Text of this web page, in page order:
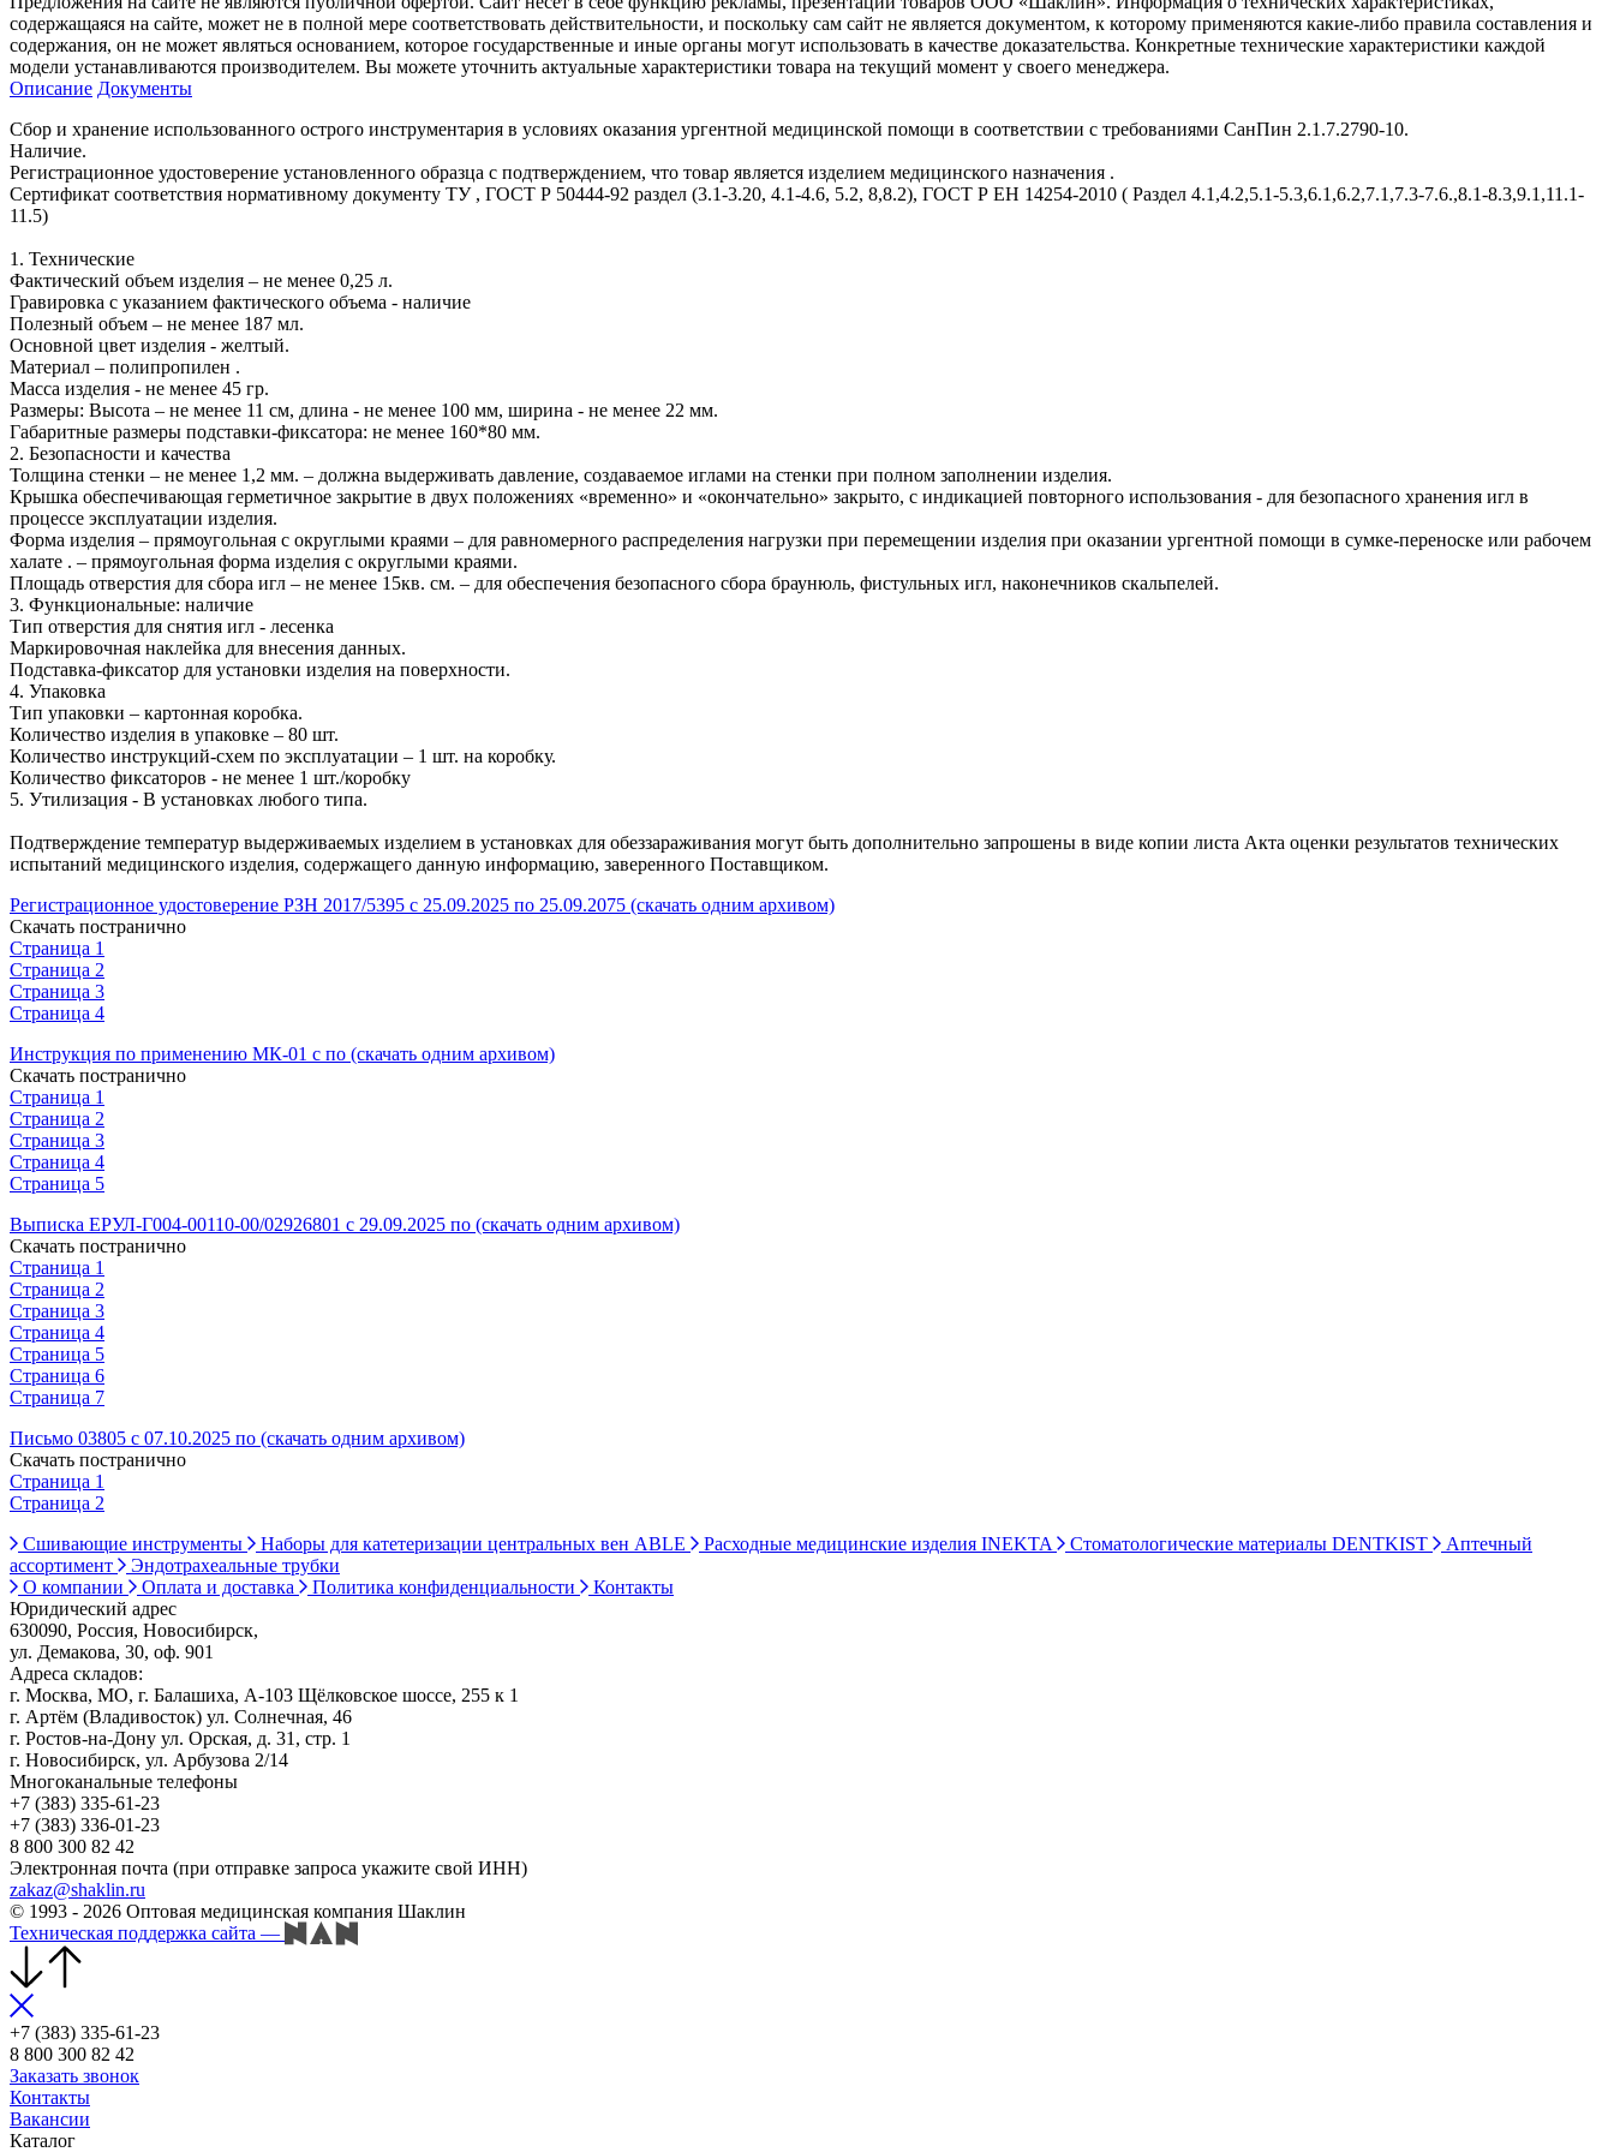
содержащаяся на сайте, может не в полной мере соответствовать действительности, и поскольку сам сайт не является документом, к которому применяются какие-либо правила составления и
содержания, он не может являться основанием, которое государственные и иные органы могут использовать в качестве доказательства. Конкретные технические характеристики каждой
модели устанавливаются производителем. Вы можете уточнить актуальные характеристики товара на текущий момент у своего менеджера.
Описание Документы
Сбор и хранение использованного острого инструментария в условиях оказания ургентной медицинской помощи в соответствии с требованиями СанПин 2.1.7.2790-10.
Наличие.
Регистрационное удостоверение установленного образца с подтверждением, что товар является изделием медицинского назначения .
Сертификат соответствия нормативному документу ТУ , ГОСТ Р 50444-92 раздел (3.1-3.20, 4.1-4.6, 5.2, 8,8.2), ГОСТ Р ЕН 14254-2010 ( Раздел 4.1,4.2,5.1-5.3,6.1,6.2,7.1,7.3-7.6.,8.1-8.3,9.1,11.1-
11.5)
1. Технические
Фактический объем изделия – не менее 0,25 л.
Гравировка с указанием фактического объема - наличие
Полезный объем – не менее 187 мл.
Основной цвет изделия - желтый.
Материал – полипропилен .
Масса изделия - не менее 45 гр.
Размеры: Высота – не менее 11 см, длина - не менее 100 мм, ширина - не менее 22 мм.
Габаритные размеры подставки-фиксатора: не менее 160*80 мм.
2. Безопасности и качества
Толщина стенки – не менее 1,2 мм. – должна выдерживать давление, создаваемое иглами на стенки при полном заполнении изделия.
Крышка обеспечивающая герметичное закрытие в двух положениях «временно» и «окончательно» закрыто, с индикацией повторного использования - для безопасного хранения игл в
процессе эксплуатации изделия.
Форма изделия – прямоугольная с округлыми краями – для равномерного распределения нагрузки при перемещении изделия при оказании ургентной помощи в сумке-переноске или рабочем
халате . – прямоугольная форма изделия с округлыми краями.
Площадь отверстия для сбора игл – не менее 15кв. см. – для обеспечения безопасного сбора браунюль, фистульных игл, наконечников скальпелей.
3. Функциональные: наличие
Тип отверстия для снятия игл - лесенка
Маркировочная наклейка для внесения данных.
Подставка-фиксатор для установки изделия на поверхности.
4. Упаковка
Тип упаковки – картонная коробка.
Количество изделия в упаковке – 80 шт.
Количество инструкций-схем по эксплуатации – 1 шт. на коробку.
Количество фиксаторов - не менее 1 шт./коробку
5. Утилизация - В установках любого типа.
Подтверждение температур выдерживаемых изделием в установках для обеззараживания могут быть дополнительно запрошены в виде копии листа Акта оценки результатов технических
испытаний медицинского изделия, содержащего данную информацию, заверенного Поставщиком.
Регистрационное удостоверение РЗН 2017/5395 с 25.09.2025 по 25.09.2075 (скачать одним архивом)
Скачать постранично
Страница 1
Страница 2
Страница 3
Страница 4
Инструкция по применению МК-01 с по (скачать одним архивом)
Скачать постранично
Страница 1
Страница 2
Страница 3
Страница 4
Страница 5
Выписка ЕРУЛ-Г004-00110-00/02926801 с 29.09.2025 по (скачать одним архивом)
Скачать постранично
Страница 1
Страница 2
Страница 3
Страница 4
Страница 5
Страница 6
Страница 7
Письмо 03805 с 07.10.2025 по (скачать одним архивом)
Скачать постранично
Страница 1
Страница 2
Сшивающие инструменты
Наборы для катетеризации центральных вен ABLE Расходные медицинские изделия INEKTA Стоматологические материалы DENTKIST
Аптечный
ассортимент
Эндотрахеальные трубки
О компании
Оплата и доставка Политика конфиденциальности
Контакты
Юридический адрес
630090, Россия, Новосибирск,
ул. Демакова, 30, оф. 901
Адреса складов:
г. Москва, МО, г. Балашиха, А-103 Щёлковское шоссе, 255 к 1
г. Артём (Владивосток) ул. Солнечная, 46
г. Ростов-на-Дону ул. Орская, д. 31, стр. 1
г. Новосибирск, ул. Арбузова 2/14
Многоканальные телефоны
+7 (383) 335-61-23
+7 (383) 336-01-23
8 800 300 82 42
Электронная почта (при отправке запроса укажите свой ИНН)
zakaz@shaklin.ru
© 1993 - 2026 Оптовая медицинская компания Шаклин
Техническая поддержка сайта —
+7 (383) 335-61-23
8 800 300 82 42
Заказать звонок
Контакты
Вакансии
Каталог